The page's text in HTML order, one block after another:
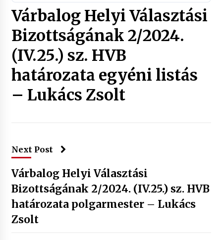
Várbalog Helyi Választási
Bizottságának 2/2024.
(IV.25.) sz. HVB
határozata egyéni listás
– Lukács Zsolt
Next Post
Várbalog Helyi Választási
Bizottságának 2/2024. (IV.25.) sz. HVB
határozata polgarmester – Lukács
Zsolt